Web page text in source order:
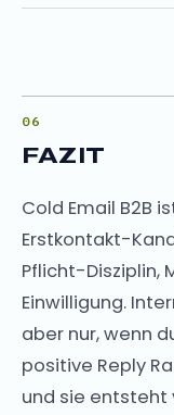
FAZIT
Cold Email B2B
Erstkontakt-
Pflicht-Disziplin,
Einwilligung.
aber nur, wenn
positive Reply
und sie entsteht